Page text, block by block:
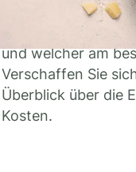
Dienst-Suche, um
welche Anbieter
und welcher am
Verschaffen Sie
Überblick über die
Kosten.